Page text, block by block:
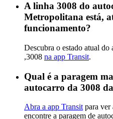
A linha 3008 do
Metropolitana está,
funcionamento?
Descubra o estado atual
,3008 na app Transit.
Qual é a paragem
autocarro da 3008
Abra a app Transit para ver
encontre a paragem de